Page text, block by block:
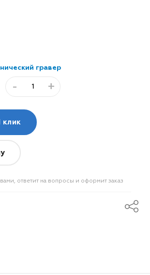
гравер
- +
клик
ответит на вопросы и оформит заказ